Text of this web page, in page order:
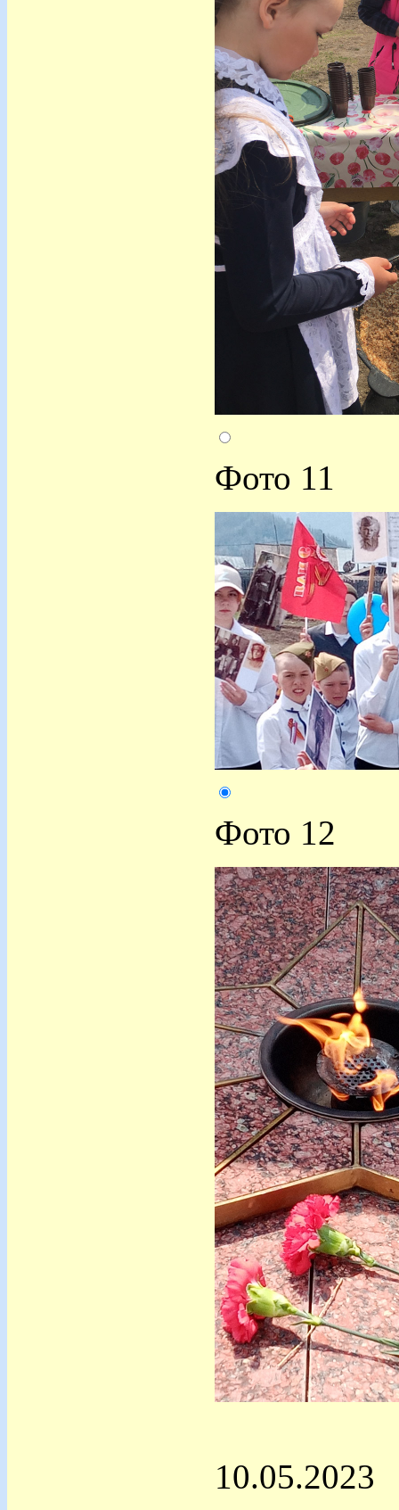
Фото 11
Фото 12
10.05.2023